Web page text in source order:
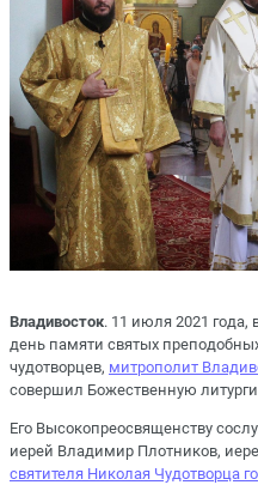
Владивосток. 11 июля 2021
день памяти святых
чудотворцев, митрополит
совершил Божественную
Его Высокопреосвященству
иерей Владимир Плотников,
святителя Николая Чудотворца